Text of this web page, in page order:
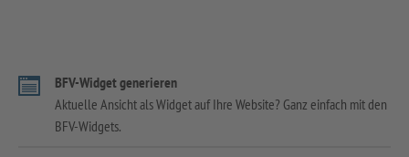
BFV-Widget generieren
Aktuelle Ansicht als Widget auf Ihre Website? Ganz einfach mit den
BFV-Widgets.